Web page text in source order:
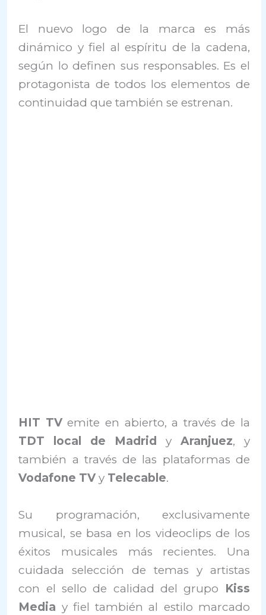
El nuevo logo de la marca es más
dinámico y fiel al espíritu de la cadena,
según lo definen sus responsables. Es el
protagonista de todos los elementos de
continuidad que también se estrenan.
HIT TVemite en abierto, a través de la
TDT local de Madrid
y Aranjuez, y
también a través de las plataformas de
Vodafone TV y Telecable.
Su programación, exclusivamente
musical, se basa en los videoclips de los
éxitos musicales más recientes. Una
cuidada selección de temas y artistas
con el sello de calidad del grupo Kiss
Media y fiel también al estilo marcado